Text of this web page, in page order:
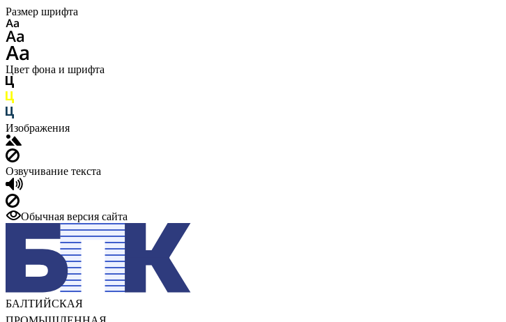
Размер шрифта
Цвет фона и шрифта
Изображения
Озвучивание текста
Обычная версия сайта
БАЛТИЙСКАЯ